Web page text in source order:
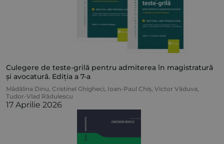
Culegere de teste-grilă pentru admiterea în magistratură
și avocatură. Ediția a 7-a
Mădălina Dinu, Cristinel Ghigheci, Ioan-Paul Chiș, Victor Văduva,
Tudor-Vlad Rădulescu
17 Aprilie 2026